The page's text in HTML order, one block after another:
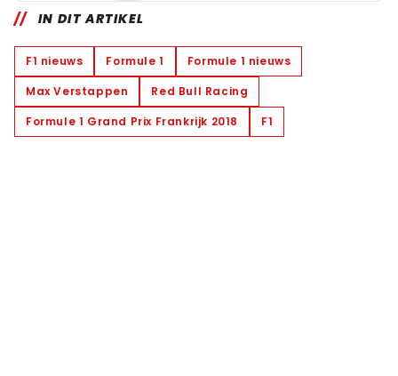
IN DIT ARTIKEL
F1 nieuws Formule 1
Formule 1 nieuws
Max Verstappen
Red Bull Racing
Formule 1 Grand Prix Frankrijk 2018
F1